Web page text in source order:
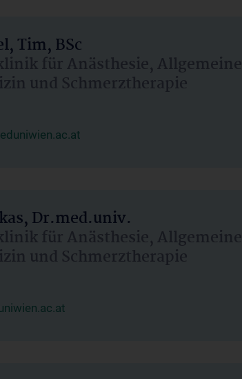
Tim, BSc
für Anästhesie, Allgemeine
und Schmerztherapie
Dr.med.univ.
für Anästhesie, Allgemeine
und Schmerztherapie